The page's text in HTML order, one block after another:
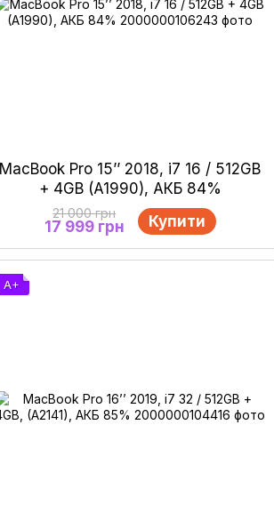
MacBook Pro 15’’ 2018, i7 16 / 512GB
+ 4GB (A1990), АКБ 84%
21 000 грн
17 999 грн Купити
A+